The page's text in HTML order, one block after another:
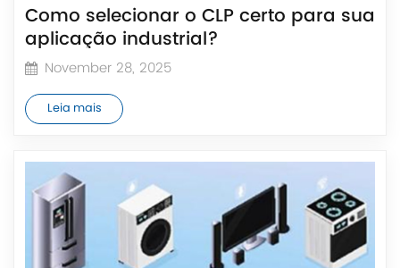
Como selecionar o CLP certo para sua
aplicação industrial?
November 28, 2025
Leia mais